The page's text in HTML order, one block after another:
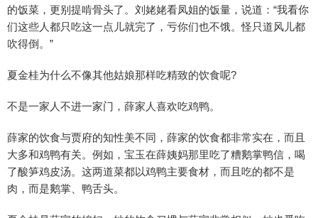
的饭菜，更别提啃骨头了。刘姥姥看凤姐的饭量，说道：“我看你
们这些人都只吃这一点儿就完了，亏你们也不饿。怪只道风儿都
吹得倒。”
夏金桂为什么不像其他姑娘那样吃精致的饮食呢?
不是一家人不进一家门，薛家人喜欢吃鸡鸭。
薛家的饮食与贾府的知性美不同，薛家的饮食都非常实在，而且
大多和鸡鸭有关。例如，宝玉在薛姨妈那里吃了糟鹅掌鸭信，喝
了酸笋鸡皮汤。这两道菜都以鸡鸭主要食材，而且吃的都不是
肉，而是鹅掌、鸭舌头。